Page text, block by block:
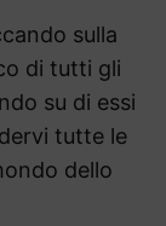
sulla
di tutti gli
su di essi
tutte le
dello